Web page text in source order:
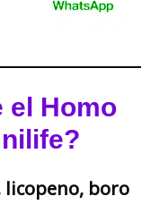
el Homo
boro